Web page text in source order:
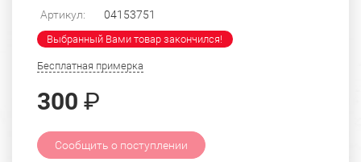
Артикул: 04153751
Выбранный Вами товар закончился!
Бесплатная примерка
300 ₽
Сообщить о поступлении